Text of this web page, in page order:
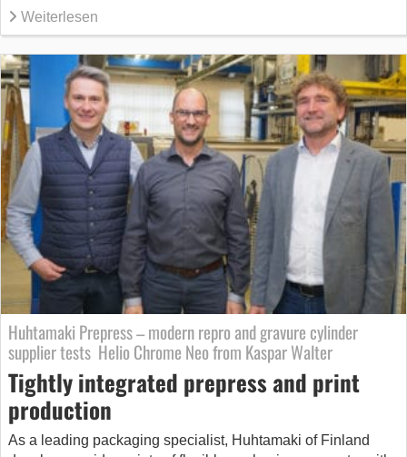
Weiterlesen
Huhtamaki Prepress – modern repro and gravure cylinder
supplier tests Helio Chrome Neo from Kaspar Walter
Tightly integrated prepress and print
production
As a leading packaging specialist, Huhtamaki of Finland